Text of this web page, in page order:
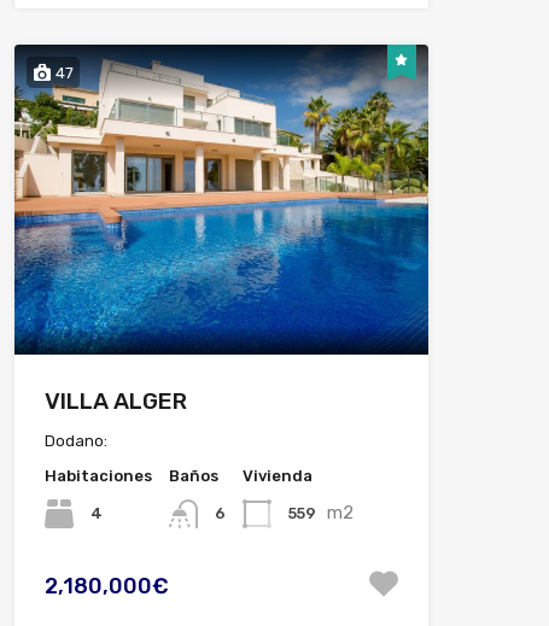
47
VILLA ALGER
Dodano:
Habitaciones
4
Baños
6
Vivienda
559 m2
2,180,000€